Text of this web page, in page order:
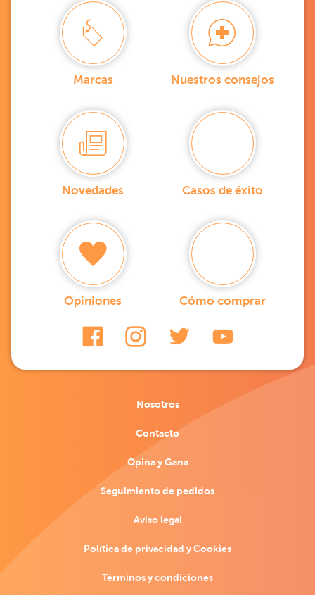
Marcas Nuestros consejos
Novedades Casos de éxito
Opiniones Cómo comprar
Nosotros
Contacto
Opina y Gana
Seguimiento de pedidos
Aviso legal
Política de privacidad y Cookies
Términos y condiciones